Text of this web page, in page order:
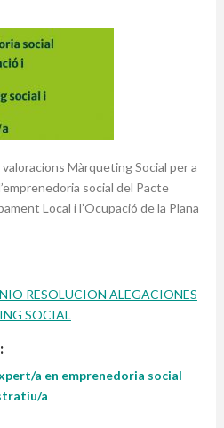
Màrqueting Social per a
social del Pacte
Local i l’Ocupació de la Plana
RESOLUCION ALEGACIONES
SOCIAL
a en emprenedoria social
a